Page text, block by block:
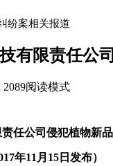
纷案相关报道
有限责任公
2089阅读模式
任公司侵犯植物新
年11月15日发布）